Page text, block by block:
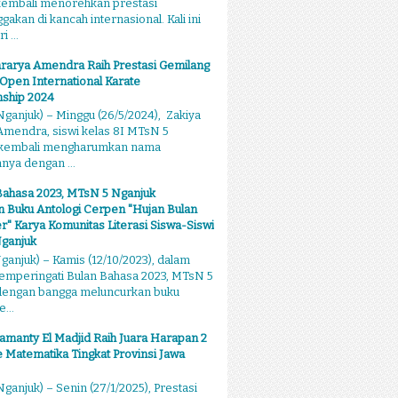
menorehkan prestasi
di kancah internasional. Kali ini
...
Amendra Raih Prestasi Gemilang
International Karate
2024
– Minggu (26/5/2024), Zakiya
siswi kelas 8I MTsN 5
mengharumkan nama
dengan ...
2023, MTsN 5 Nganjuk
Buku Antologi Cerpen "Hujan Bulan
Karya Komunitas Literasi Siswa-Siswi
– Kamis (12/10/2023), dalam
Bulan Bahasa 2023, MTsN 5
bangga meluncurkan buku
El Madjid Raih Juara Harapan 2
Matematika Tingkat Provinsi Jawa
– Senin (27/1/2025), Prestasi